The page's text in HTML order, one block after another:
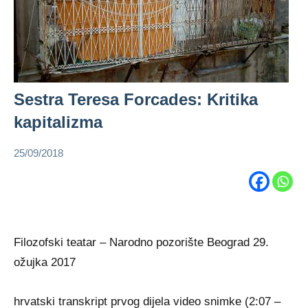
Sestra Teresa Forcades: Kritika
kapitalizma
25/09/2018
Filozofski teatar – Narodno pozorište Beograd 29.
ožujka 2017
hrvatski transkript prvog dijela video snimke (2:07 –